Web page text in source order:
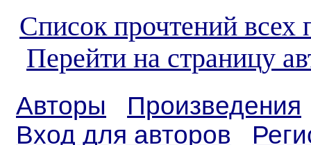
Список прочтений всех
Перейти на страницу
Авторы
Произведения
Вход для авторов